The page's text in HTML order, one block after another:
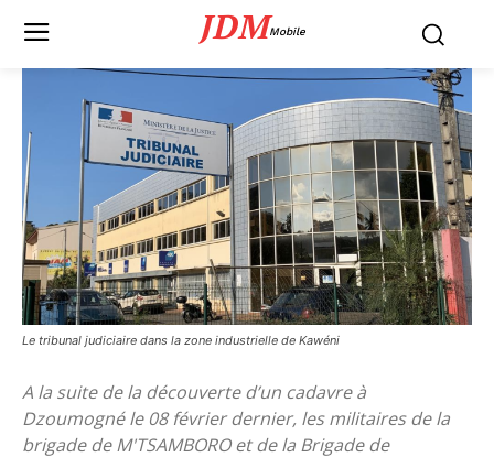
JDMMobile
Le tribunal judiciaire dans la zone industrielle de Kawéni
A la suite de la découverte d’un cadavre à
Dzoumogné le 08 février dernier, les militaires de la
brigade de M'TSAMBORO et de la Brigade de